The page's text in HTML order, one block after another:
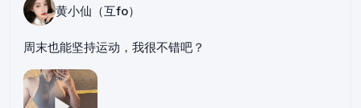
黄小仙（互fo）
周末也能坚持运动，我很不错吧？